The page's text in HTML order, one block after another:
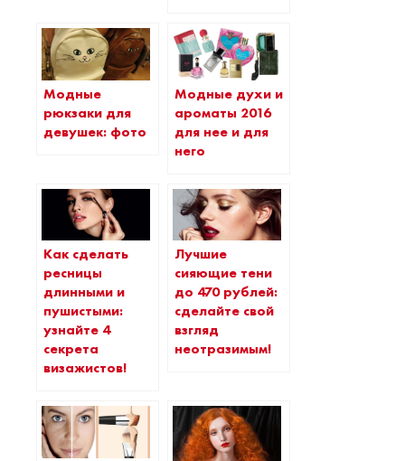
Модные
рюкзаки для
девушек: фото
Модные духи и
ароматы 2016
для нее и для
него
Как сделать
ресницы
длинными и
пушистыми:
узнайте 4
секрета
визажистов!
Лучшие
сияющие тени
до 470 рублей:
сделайте свой
взгляд
неотразимым!